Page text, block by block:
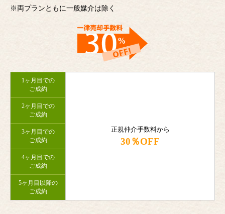
※両プランともに一般媒介は除く
1ヶ月目での
ご成約
正規仲介手数料から
30％OFF
2ヶ月目での
ご成約
3ヶ月目での
ご成約
4ヶ月目での
ご成約
5ヶ月目以降の
ご成約